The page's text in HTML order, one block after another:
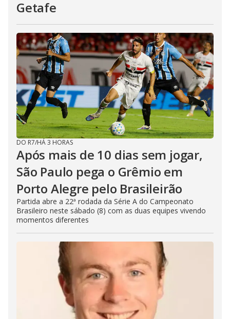
Getafe
DO R7/HÁ 3 HORAS
Após mais de 10 dias sem jogar,
São Paulo pega o Grêmio em
Porto Alegre pelo Brasileirão
Partida abre a 22ª rodada da Série A do Campeonato
Brasileiro neste sábado (8) com as duas equipes vivendo
momentos diferentes